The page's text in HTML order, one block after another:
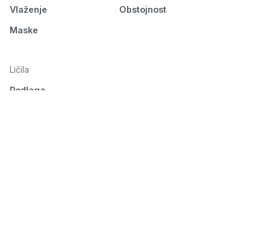
Vlaženje
Maske
Obstojnost
Ličila
Podlaga